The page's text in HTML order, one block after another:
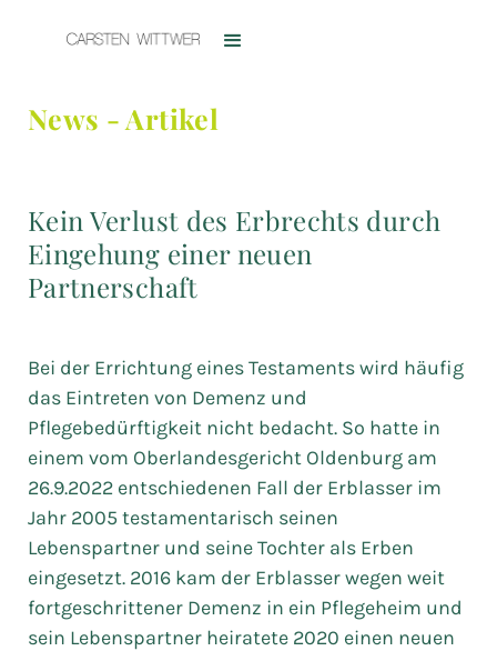
News - Artikel
Kein Verlust des Erbrechts durch
Eingehung einer neuen
Partnerschaft
Bei der Errichtung eines Testaments wird häufig
das Eintreten von Demenz und
Pflegebedürftigkeit nicht bedacht. So hatte in
einem vom Oberlandesgericht Oldenburg am
26.9.2022 entschiedenen Fall der Erblasser im
Jahr 2005 testamentarisch seinen
Lebenspartner und seine Tochter als Erben
eingesetzt. 2016 kam der Erblasser wegen weit
fortgeschrittener Demenz in ein Pflegeheim und
sein Lebenspartner heiratete 2020 einen neuen